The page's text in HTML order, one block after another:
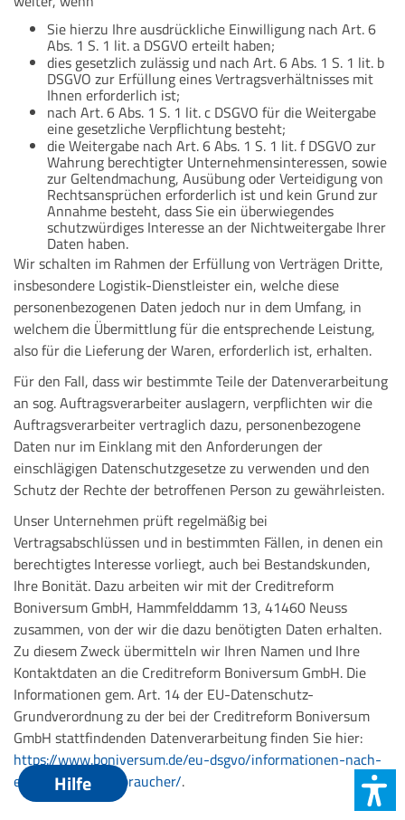
Hilfe
Sie hierzu Ihre ausdrückliche Einwilligung nach Art. 6
Abs. 1 S. 1 lit. a DSGVO erteilt haben;
dies gesetzlich zulässig und nach Art. 6 Abs. 1 S. 1 lit. b
DSGVO zur Erfüllung eines Vertragsverhältnisses mit
Ihnen erforderlich ist;
nach Art. 6 Abs. 1 S. 1 lit. c DSGVO für die Weitergabe
eine gesetzliche Verpflichtung besteht;
die Weitergabe nach Art. 6 Abs. 1 S. 1 lit. f DSGVO zur
Wahrung berechtigter Unternehmensinteressen, sowie
zur Geltendmachung, Ausübung oder Verteidigung von
Rechtsansprüchen erforderlich ist und kein Grund zur
Annahme besteht, dass Sie ein überwiegendes
schutzwürdiges Interesse an der Nichtweitergabe Ihrer
Daten haben.
Wir schalten im Rahmen der Erfüllung von Verträgen Dritte,
insbesondere Logistik-Dienstleister ein, welche diese
personenbezogenen Daten jedoch nur in dem Umfang, in
welchem die Übermittlung für die entsprechende Leistung,
also für die Lieferung der Waren, erforderlich ist, erhalten.
Für den Fall, dass wir bestimmte Teile der Datenverarbeitung
an sog. Auftragsverarbeiter auslagern, verpflichten wir die
Auftragsverarbeiter vertraglich dazu, personenbezogene
Daten nur im Einklang mit den Anforderungen der
einschlägigen Datenschutzgesetze zu verwenden und den
Schutz der Rechte der betroffenen Person zu gewährleisten.
Unser Unternehmen prüft regelmäßig bei
Vertragsabschlüssen und in bestimmten Fällen, in denen ein
berechtigtes Interesse vorliegt, auch bei Bestandskunden,
Ihre Bonität. Dazu arbeiten wir mit der Creditreform
Boniversum GmbH, Hammfelddamm 13, 41460 Neuss
zusammen, von der wir die dazu benötigten Daten erhalten.
Zu diesem Zweck übermitteln wir Ihren Namen und Ihre
Kontaktdaten an die Creditreform Boniversum GmbH. Die
Informationen gem. Art. 14 der EU-Datenschutz-
Grundverordnung zu der bei der Creditreform Boniversum
GmbH stattfindenden Datenverarbeitung finden Sie hier:
https://www.boniversum.de/eu-dsgvo/informationen-nach-
eudsgvo-fuer-verbraucher/.